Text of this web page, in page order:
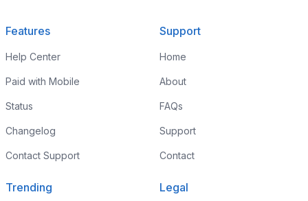
Features
Help Center
Paid with Mobile
Status
Changelog
Contact Support
Support
Home
About
FAQs
Support
Contact
Trending Legal